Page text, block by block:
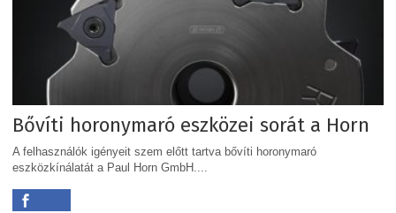
Bővíti horonymaró eszközei sorát a Horn
A felhasználók igényeit szem előtt tartva bővíti horonymaró
eszközkínálatát a Paul Horn GmbH....